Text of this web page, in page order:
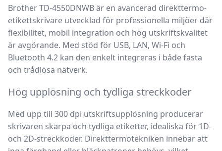
Brother TD-4550DNWBär en avancerad direkttermo-
etikettskrivare utvecklad för professionella miljöer där
flexibilitet, mobil integration och hög utskriftskvalitet
är avgörande. Med stöd för USB, LAN, Wi-Fi och
Bluetooth 4.2 kan den enkelt integreras i både fasta
och trådlösa nätverk.
Hög upplösning och tydliga streckkoder
Med upp till 300 dpi utskriftsupplösning producerar
skrivaren skarpa och tydliga etiketter, idealiska för 1D-
och 2D-streckkoder. Direkttermotekniken innebär att